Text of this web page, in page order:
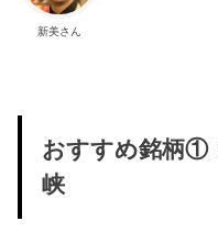
新美さん
おすすめ銘柄①
峡